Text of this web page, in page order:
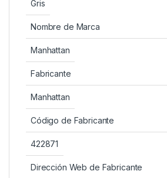
Gris
Nombre de Marca
Manhattan
Fabricante
Manhattan
Código de Fabricante
422871
Dirección Web de Fabricante